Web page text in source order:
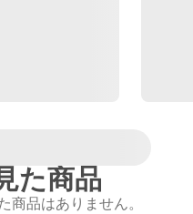
た商品
商品はありません。